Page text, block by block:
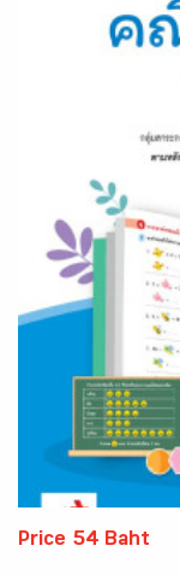
Price 54 Baht